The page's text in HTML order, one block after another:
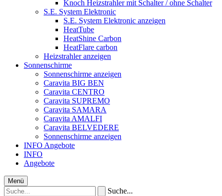
Knoch Heizstrahler mit Schalter / ohne Schalter
S.E. System Elektronic
S.E. System Elektronic anzeigen
HeatTube
HeatShine Carbon
HeatFlare carbon
Heizstrahler anzeigen
Sonnenschirme
Sonnenschirme anzeigen
Caravita BIG BEN
Caravita CENTRO
Caravita SUPREMO
Caravita SAMARA
Caravita AMALFI
Caravita BELVEDERE
Sonnenschirme anzeigen
INFO Angebote
INFO
Angebote
Menü
Suche...